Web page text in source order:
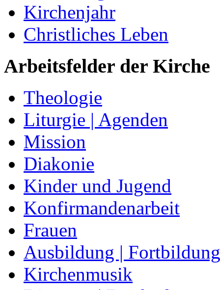
Kirchenjahr
Christliches Leben
Arbeitsfelder der Kirche
Theologie
Liturgie | Agenden
Mission
Diakonie
Kinder und Jugend
Konfirmandenarbeit
Frauen
Ausbildung | Fortbildung
Kirchenmusik